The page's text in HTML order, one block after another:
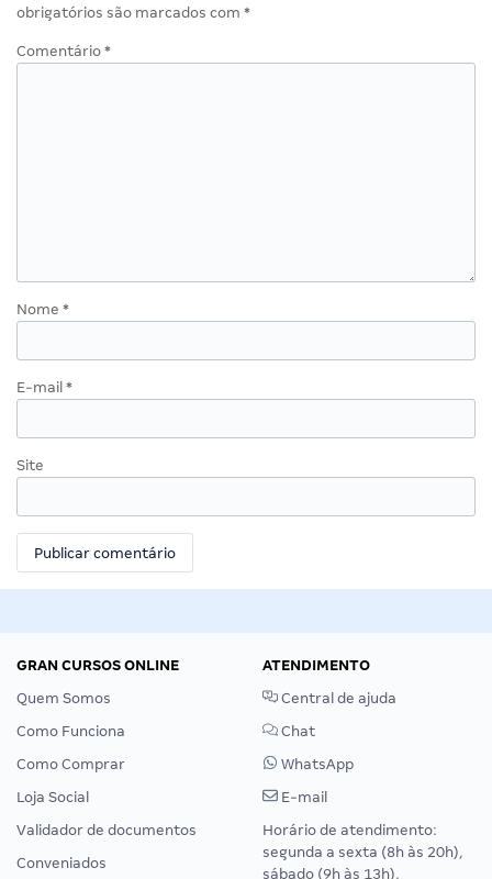
obrigatórios são marcados com *
Comentário *
Nome *
E-mail *
Site
GRAN CURSOS ONLINE
Quem Somos
Como Funciona
Como Comprar
Loja Social
Validador de documentos
Conveniados
ATENDIMENTO
Central de ajuda
Chat
WhatsApp
E-mail
Horário de atendimento:
segunda a sexta (8h às 20h),
sábado (9h às 13h).